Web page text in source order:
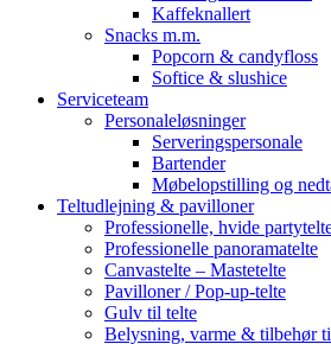
Kaffeknallert
Snacks m.m.
Popcorn & candyfloss
Softice & slushice
Serviceteam
Personaleløsninger
Serveringspersonale
Bartender
Møbelopstilling og
Teltudlejning & pavilloner
Professionelle, hvide
Professionelle panoramatelte
Canvastelte – Mastetelte
Pavilloner / Pop-up-telte
Gulv til telte
Belysning, varme & tilbehør